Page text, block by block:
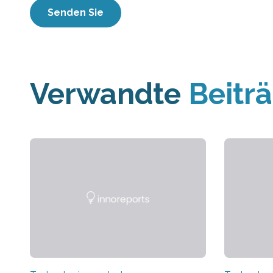
Verwandte